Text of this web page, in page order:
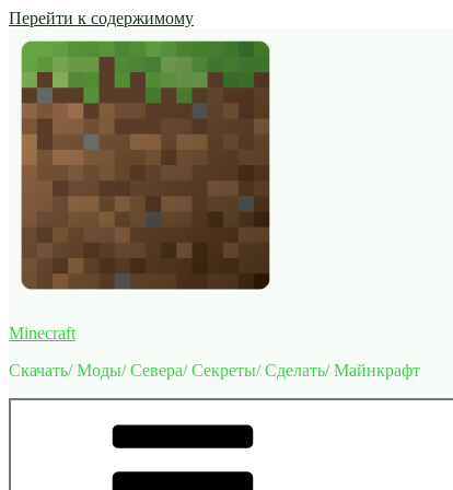
Перейти к содержимому
Minecraft
Скачать/ Моды/ Севера/ Секреты/ Сделать/ Майнкрафт